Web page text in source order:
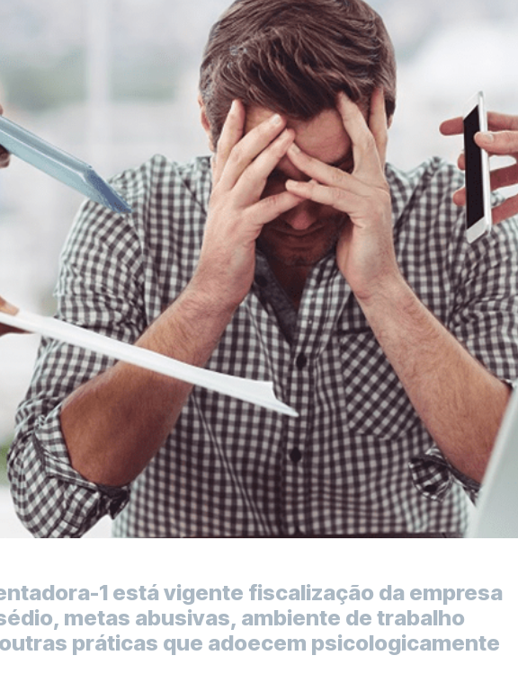
1 está vigente fiscalização da empresa
metas abusivas, ambiente de trabalho
práticas que adoecem psicologicamente